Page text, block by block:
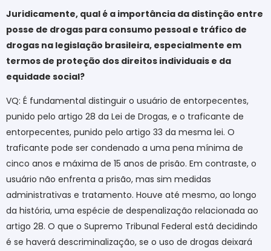
Juridicamente, qual é a importância da distinção entre
posse de drogas para consumo pessoal e tráfico de
drogas na legislação brasileira, especialmente em
termos de proteção dos direitos individuais e da
equidade social?
VQ: É fundamental distinguir o usuário de entorpecentes,
punido pelo artigo 28 da Lei de Drogas, e o traficante de
entorpecentes, punido pelo artigo 33 da mesma lei. O
traficante pode ser condenado a uma pena mínima de
cinco anos e máxima de 15 anos de prisão. Em contraste, o
usuário não enfrenta a prisão, mas sim medidas
administrativas e tratamento. Houve até mesmo, ao longo
da história, uma espécie de despenalização relacionada ao
artigo 28. O que o Supremo Tribunal Federal está decidindo
é se haverá descriminalização, se o uso de drogas deixará